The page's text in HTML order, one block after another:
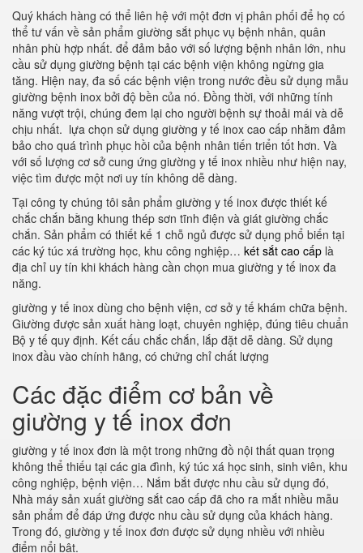
Quý khách hàng có thể liên hệ với một đơn vị phân phối để họ có
thể tư vấn về sản phẩm giường sắt phục vụ bệnh nhân, quân
nhân phù hợp nhất. để đảm bảo với số lượng bệnh nhân lớn, nhu
cầu sử dụng giường bệnh tại các bệnh viện không ngừng gia
tăng. Hiện nay, đa số các bệnh viện trong nước đều sử dụng mẫu
giường bệnh inox bởi độ bền của nó. Đồng thời, với những tính
năng vượt trội, chúng đem lại cho người bệnh sự thoải mái và dễ
chịu nhất. lựa chọn sử dụng giường y tế inox cao cấp nhằm đảm
bảo cho quá trình phục hồi của bệnh nhân tiến triển tốt hơn. Và
với số lượng cơ sở cung ứng giường y tế inox nhiều như hiện nay,
việc tìm được một nơi uy tín không dễ dàng.
Tại công ty chúng tôi sản phẩm giường y tế inox được thiết kế
chắc chắn bằng khung thép sơn tĩnh điện và giát giường chắc
chắn. Sản phẩm có thiết kế 1 chỗ ngủ được sử dụng phổ biến tại
các ký túc xá trường học, khu công nghiệp… két sắt cao cấp là
địa chỉ uy tín khi khách hàng cần chọn mua giường y tế inox đa
năng.
giường y tế inox dùng cho bệnh viện, cơ sở y tế khám chữa bệnh.
Giường được sản xuất hàng loạt, chuyên nghiệp, đúng tiêu chuẩn
Bộ y tế quy định. Kết cấu chắc chắn, lắp đặt dễ dàng. Sử dụng
inox đầu vào chính hãng, có chứng chỉ chất lượng
Các đặc điểm cơ bản về
giường y tế inox đơn
giường y tế inox đơn là một trong những đồ nội thất quan trọng
không thể thiếu tại các gia đình, ký túc xá học sinh, sinh viên, khu
công nghiệp, bệnh viện… Nắm bắt được nhu cầu sử dụng đó,
Nhà máy sản xuất giường sắt cao cấp đã cho ra mắt nhiều mẫu
sản phẩm để đáp ứng được nhu cầu sử dụng của khách hàng.
Trong đó, giường y tế inox đơn được sử dụng nhiều với nhiều
điểm nổi bật.